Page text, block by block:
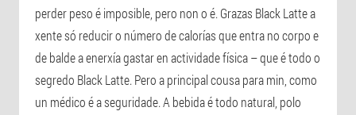
perder peso é imposible, pero non o é. Grazas Black Latte a
xente só reducir o número de calorías que entra no corpo e
de balde a enerxía gastar en actividade física – que é todo o
segredo Black Latte. Pero a principal cousa para min, como
un médico é a seguridade. A bebida é todo natural, polo